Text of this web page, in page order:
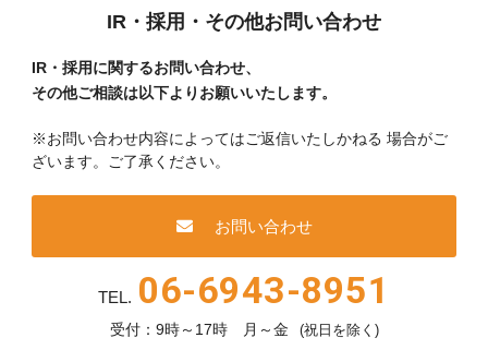
IR・採用・その他お問い合わせ
IR・採用に関するお問い合わせ、
その他ご相談は以下よりお願いいたします。
※お問い合わせ内容によってはご返信いたしかねる 場合がご
ざいます。ご了承ください。
お問い合わせ
TEL. 06-6943-8951
受付：9時～17時 月～金 (祝日を除く)